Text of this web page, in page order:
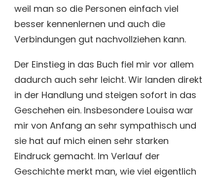
weil man so die Personen einfach viel
besser kennenlernen und auch die
Verbindungen gut nachvollziehen kann.
Der Einstieg in das Buch fiel mir vor allem
dadurch auch sehr leicht. Wir landen direkt
in der Handlung und steigen sofort in das
Geschehen ein. Insbesondere Louisa war
mir von Anfang an sehr sympathisch und
sie hat auf mich einen sehr starken
Eindruck gemacht. Im Verlauf der
Geschichte merkt man, wie viel eigentlich